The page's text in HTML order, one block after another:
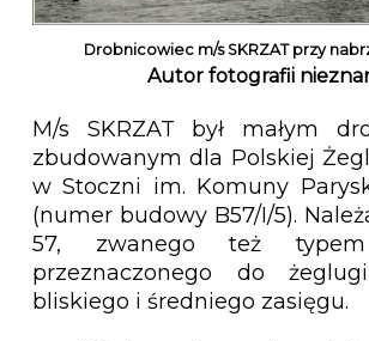
Drobnicowiec m/s SKRZAT przy
Autor fotografii
M/s SKRZAT był małym
zbudowanym dla Polskiej
w Stoczni im. Komuny
(numer budowy B57/I/5).
57, zwanego też typem
przeznaczonego do
bliskiego i średniego zasięgu.